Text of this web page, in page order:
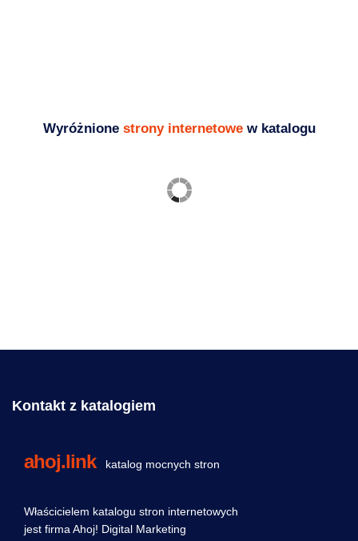
Wyróżnione strony internetowe w katalogu
palisadowe, bramy, furtki,
Kontakt z katalogiem
ahoj.link katalog mocnych stron
Właścicielem katalogu stron internetowych
jest firma Ahoj! Digital Marketing